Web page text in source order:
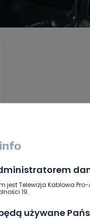
jest Telewizja Kablowa
19.
używane